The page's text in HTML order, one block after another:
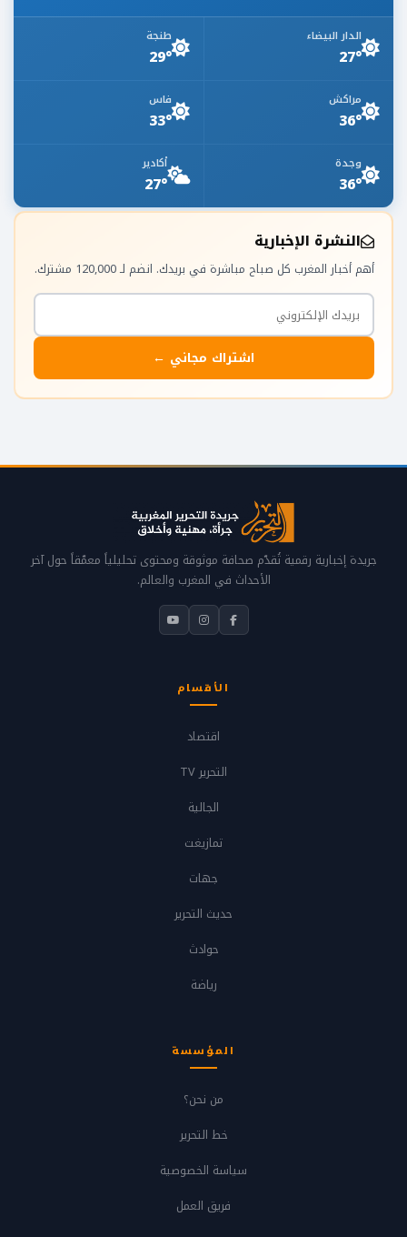
الدار البيضاء
27°
طنجة
29°
مراكش
36°
فاس
33°
وجدة
36°
أكادير
27°
النشرة الإخبارية
أهم أخبار المغرب كل صباح مباشرة في بريدك. انضم لـ 120,000 مشترك.
اشتراك مجاني ←
جريدة إخبارية رقمية تُقدّم صحافة موثوقة ومحتوى تحليلياً معمّقاً حول آخر
الأحداث في المغرب والعالم.
الأقسام
اقتصاد
التحرير TV
الجالية
تمازيغت
جهات
حديث التحرير
حوادث
رياضة
المؤسسة
من نحن؟
خط التحرير
سياسة الخصوصية
فريق العمل